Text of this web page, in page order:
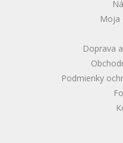
Moja
Doprava
Podmienky